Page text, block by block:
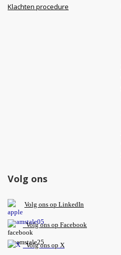
Klachten procedure
Volg ons
Volg ons op LinkedIn
Volg ons op Facebook
Volg ons op X